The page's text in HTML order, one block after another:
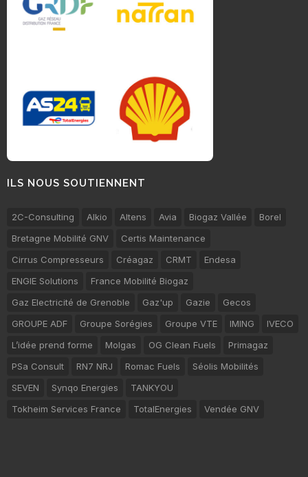
ILS NOUS SOUTIENNENT
2C-Consulting Alkio Altens Avia Biogaz Vallée
Borel
Bretagne Mobilité GNV
Certis Maintenance
Cirrus Compresseurs
Créagaz CRMT
Endesa
ENGIE Solutions
France Mobilité Biogaz
Gaz Electricité de Grenoble
Gaz'up Gazie
Gecos
GROUPE ADF
Groupe Sorégies Groupe VTE IMING
IVECO
L’idée prend forme
Molgas OG Clean Fuels
Primagaz
PSa Consult
RN7 NRJ Romac Fuels
Séolis Mobilités
SEVEN
Synqo Energies
TANKYOU
Tokheim Services France
TotalEnergies Vendée GNV